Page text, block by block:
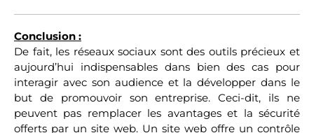
Conclusion :
De fait, les réseaux sociaux sont des outils précieux et
aujourd’hui indispensables dans bien des cas pour
interagir avec son audience et la développer dans le
but de promouvoir son entreprise. Ceci-dit, ils ne
peuvent pas remplacer les avantages et la sécurité
offerts par un site web. Un site web offre un contrôle